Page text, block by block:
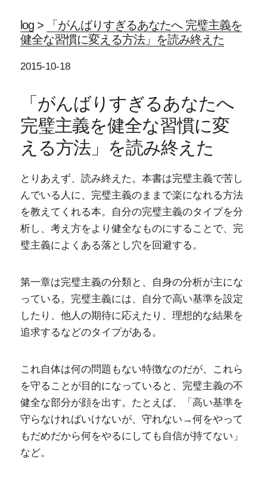
log>
「がんばりすぎるあなたへ 完璧主義を
健全な習慣に変える方法」を読み終えた
2015-10-18
「がんばりすぎるあなたへ
完璧主義を健全な習慣に変
える方法」を読み終えた
とりあえず、読み終えた。本書は完璧主義で苦し
んでいる人に、完璧主義のままで楽になれる方法
を教えてくれる本。自分の完璧主義のタイプを分
析し、考え方をより健全なものにすることで、完
璧主義によくある落とし穴を回避する。
第一章は完璧主義の分類と、自身の分析が主にな
っている。完璧主義には、自分で高い基準を設定
したり、他人の期待に応えたり、理想的な結果を
追求するなどのタイプがある。
これ自体は何の問題もない特徴なのだが、これら
を守ることが目的になっていると、完璧主義の不
健全な部分が顔を出す。たとえば、「高い基準を
守らなければいけないが、守れない→何をやって
もだめだから何をやるにしても自信が持てない」
など。